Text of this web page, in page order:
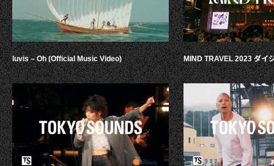
luvis – Oh (Official Music Video) MIND TRAVEL 2023 ダイ